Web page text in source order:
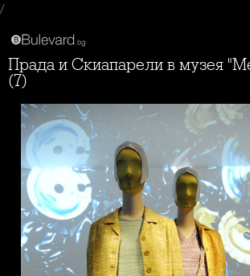
/
Прада и Скиапарели в музея "Метрополитън"
(7)